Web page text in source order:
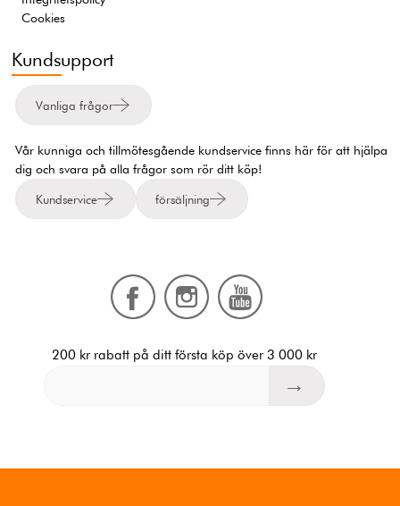
Cookies
Kundsupport
Vanliga frågor
Vår kunniga och tillmötesgående kundservice finns här för att hjälpa
dig och svara på alla frågor som rör ditt köp!
Kundservice försäljning
200 kr rabatt på ditt första köp över 3 000 kr